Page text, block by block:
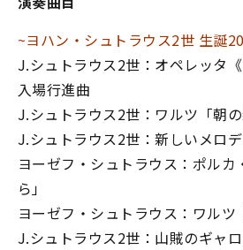
~ヨハン・シュトラウス2世 生誕
J.シュトラウス2世：オペレッタ
入場行進曲
J.シュトラウス2世：ワルツ「朝の
J.シュトラウス2世：新しいメロ
ヨーゼフ・シュトラウス：ポル
ら」
ヨーゼフ・シュトラウス：ワルツ
J.シュトラウス2世：山賊のギャ